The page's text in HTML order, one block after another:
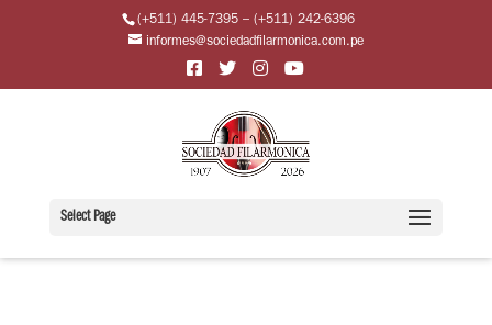
(+511) 445-7395 – (+511) 242-6396
informes@sociedadfilarmonica.com.pe
Select Page